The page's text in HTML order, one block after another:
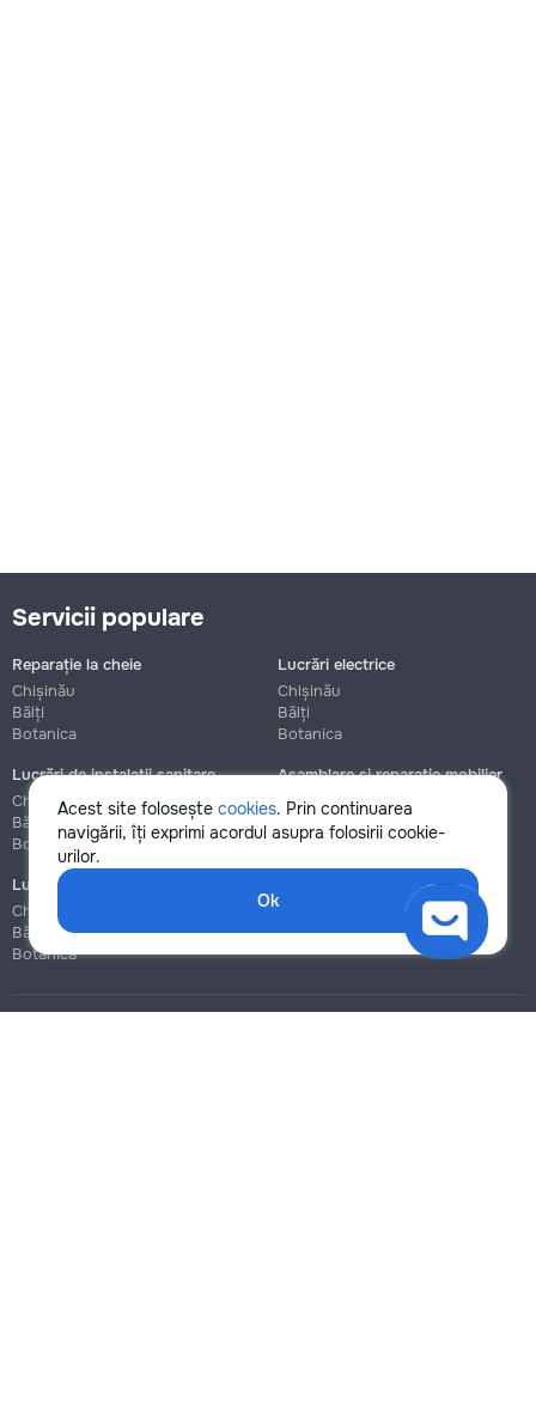
Acest site folosește cookies. Prin continuarea
navigării, îți exprimi acordul asupra folosirii cookie-
urilor.
Ok
Servicii populare
Reparație la cheie
Chișinău
Bălți
Botanica
Lucrări electrice
Chișinău
Bălți
Botanica
Lucrări de instalații sanitare
Chișinău
Bălți
Botanica
Asamblare și reparație mobilier
Chișinău
Botanica
Lucrări de construcție și instalare
Chișinău
Bălți
Botanica